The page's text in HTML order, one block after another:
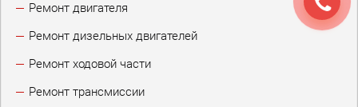
Ремонт двигателя
Ремонт дизельных двигателей
Ремонт ходовой части
Ремонт трансмиссии